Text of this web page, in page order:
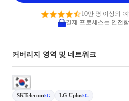
10만 명 이상의
결제 프로세스는 안전
커버리지 영역 및 네트워크
SKTelecom5G LG Uplus5G